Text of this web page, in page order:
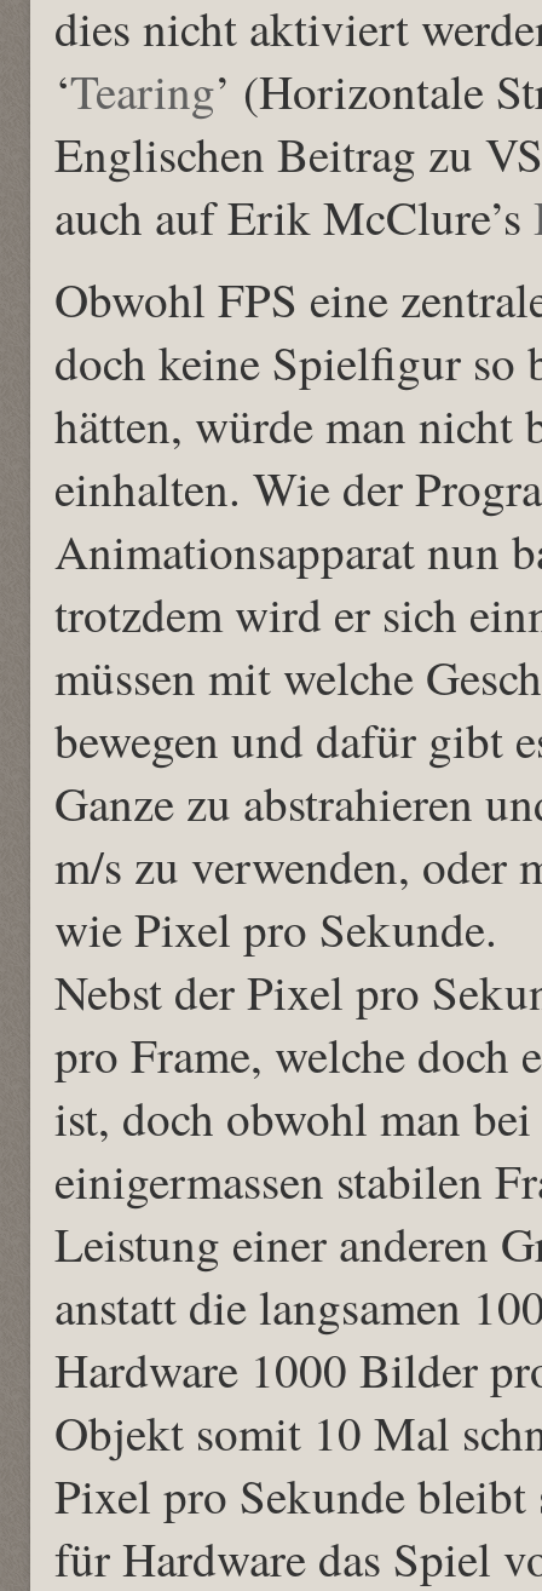
dies nicht aktiviert
‘Tearing’ (Horizontale
Englischen Beitrag zu
auch auf Erik McClure’s
Obwohl FPS eine
doch keine Spielfigur so
hätten, würde man nicht
einhalten. Wie der
Animationsapparat nun
trotzdem wird er sich
müssen mit welche
bewegen und dafür gibt
Ganze zu abstrahieren
m/s zu verwenden, oder
wie Pixel pro Sekunde.
Nebst der Pixel pro
pro Frame, welche doch
ist, doch obwohl man
einigermassen stabilen
Leistung einer anderen
anstatt die langsamen
Hardware 1000 Bilder
Objekt somit 10 Mal
Pixel pro Sekunde bleibt
für Hardware das Spiel